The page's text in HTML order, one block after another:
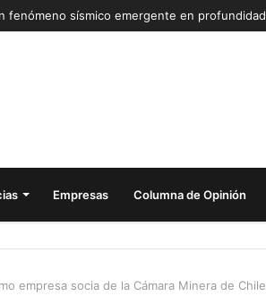
Empresas Columna de Opinión
empresa socia de la Cámara Minera de Chile